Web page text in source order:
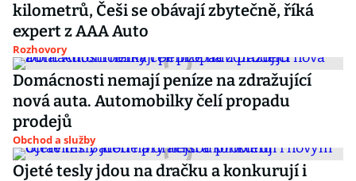
kilometrů, Češi se obávají zbytečně, říká
expert z AAA Auto
Rozhovory
Domácnosti nemají peníze na zdražující
nová auta. Automobilky čelí propadu
prodejů
Obchod a služby
Ojeté tesly jdou na dračku a konkurují i